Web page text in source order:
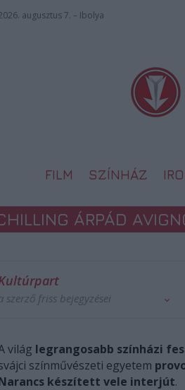
augusztus 7. – Ibolya
FILM SZÍNHÁZ
ÁRPÁD
szerző friss bejegyzései
világ legrangosabb színházi
színművészeti egyetem
készített vele interjút.